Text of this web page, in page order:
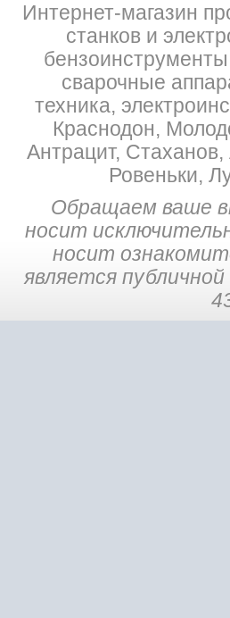
Интернет-магазин
станков и
сварочные
техника,
Краснодон,
Антрацит,
Ровеньки,
Обращаем ваше
носит
носит
является